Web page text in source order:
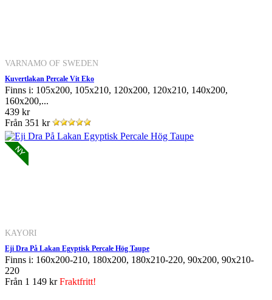
VARNAMO OF SWEDEN
Kuvertlakan Percale Vit Eko
Finns i: 105x200, 105x210, 120x200, 120x210, 140x200,
160x200,...
439 kr
Från 351 kr
KAYORI
Eji Dra På Lakan Egyptisk Percale Hög Taupe
Finns i: 160x200-210, 180x200, 180x210-220, 90x200, 90x210-
220
Från 1 149 krFraktfritt!